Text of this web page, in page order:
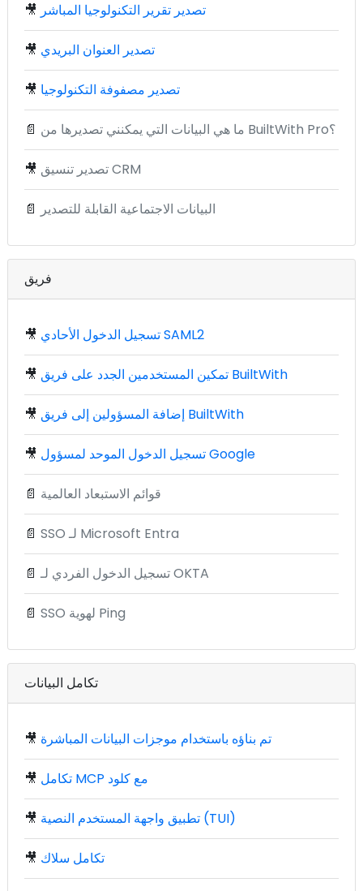
🎥 تصدير تقرير التكنولوجيا المباشر
🎥 تصدير العنوان البريدي
🎥 تصدير مصفوفة التكنولوجيا
📄 ما هي البيانات التي يمكنني تصديرها من BuiltWith Pro؟
🎥 تصدير تنسيق CRM
📄 البيانات الاجتماعية القابلة للتصدير
فريق
🎥 تسجيل الدخول الأحادي SAML2
🎥 تمكين المستخدمين الجدد على فريق BuiltWith
🎥 إضافة المسؤولين إلى فريق BuiltWith
🎥 تسجيل الدخول الموحد لمسؤول Google
📄 قوائم الاستبعاد العالمية
📄 SSO لـ Microsoft Entra
📄 تسجيل الدخول الفردي لـ OKTA
📄 SSO لهوية Ping
تكامل البيانات
🎥 تم بناؤه باستخدام موجزات البيانات المباشرة
🎥 تكامل MCP مع كلود
🎥 تطبيق واجهة المستخدم النصية (TUI)
🎥 تكامل سلاك